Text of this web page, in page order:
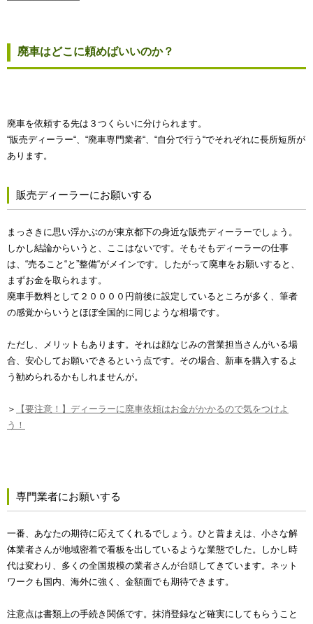
廃車はどこに頼めばいいのか？
廃車を依頼する先は３つくらいに分けられます。
“販売ディーラー“、“廃車専門業者“、“自分で行う“でそれぞれに長所短所が
あります。
販売ディーラーにお願いする
まっさきに思い浮かぶのが東京都下の身近な販売ディーラーでしょう。
しかし結論からいうと、ここはないです。そもそもディーラーの仕事
は、“売ること“と”整備“がメインです。したがって廃車をお願いすると、
まずお金を取られます。
廃車手数料として２００００円前後に設定しているところが多く、筆者
の感覚からいうとほぼ全国的に同じような相場です。
ただし、メリットもあります。それは顔なじみの営業担当さんがいる場
合、安心してお願いできるという点です。その場合、新車を購入するよ
う勧められるかもしれませんが。
＞
【要注意！】ディーラーに廃車依頼はお金がかかるので気をつけよ
う！
専門業者にお願いする
一番、あなたの期待に応えてくれるでしょう。ひと昔まえは、小さな解
体業者さんが地域密着で看板を出しているような業態でした。しかし時
代は変わり、多くの全国規模の業者さんが台頭してきています。ネット
ワークも国内、海外に強く、金額面でも期待できます。
注意点は書類上の手続き関係です。抹消登録など確実にしてもらうこと